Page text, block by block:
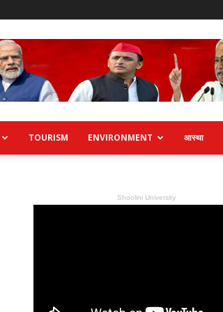
TOURISM ENVIRONMENT आस्था
Shoolini University